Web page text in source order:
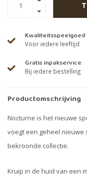
Kwaliteitsspeelgoed
Voor iedere leeftijd
Gratis inpakservice
Bij iedere bestelling
Productomschrijving
Nocturne is het nieuwe
voegt een geheel
bekroonde collectie.
Kruip in de huid van een